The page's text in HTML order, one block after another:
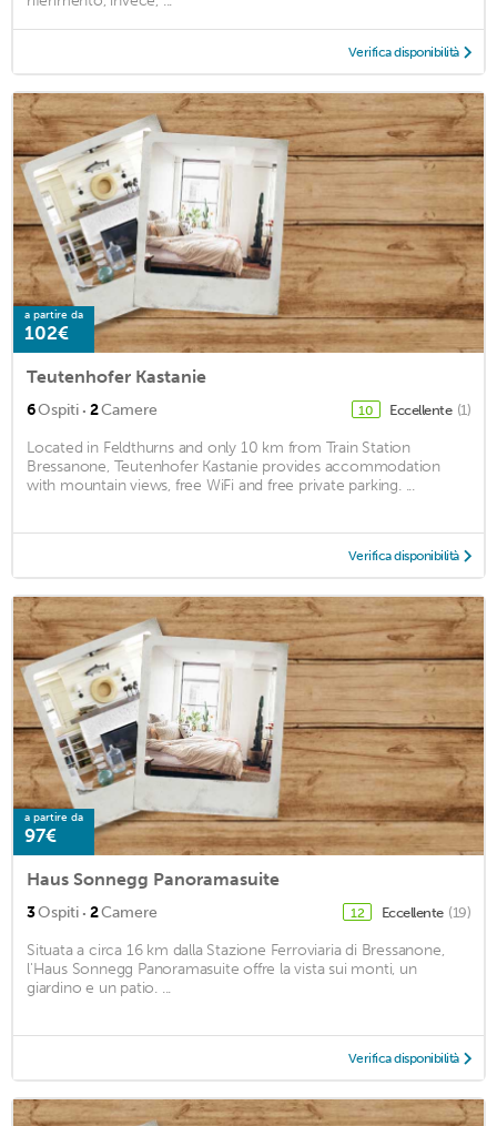
Verifica disponibilità
a partire da
102€
Teutenhofer Kastanie
6Ospiti · 2Camere 10 Eccellente (1)
Located in Feldthurns and only 10 km from Train Station
Bressanone, Teutenhofer Kastanie provides accommodation
with mountain views, free WiFi and free private parking. ...
Verifica disponibilità
a partire da
97€
Haus Sonnegg Panoramasuite
3Ospiti · 2Camere 12 Eccellente (19)
Situata a circa 16 km dalla Stazione Ferroviaria di Bressanone,
l'Haus Sonnegg Panoramasuite offre la vista sui monti, un
giardino e un patio. ...
Verifica disponibilità